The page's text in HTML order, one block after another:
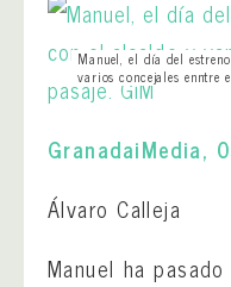
Manuel, el día del
varios concejales enntre
GranadaiMedia,
Álvaro Calleja
Manuel ha